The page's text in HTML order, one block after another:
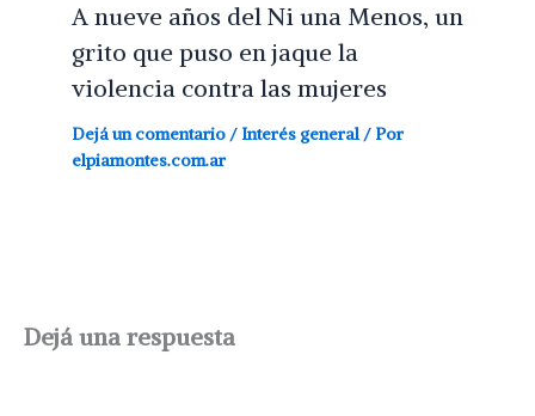
A nueve años del Ni una Menos, un
grito que puso en jaque la
violencia contra las mujeres
Dejá un comentario / Interés general/ Por
elpiamontes.com.ar
Dejá una respuesta